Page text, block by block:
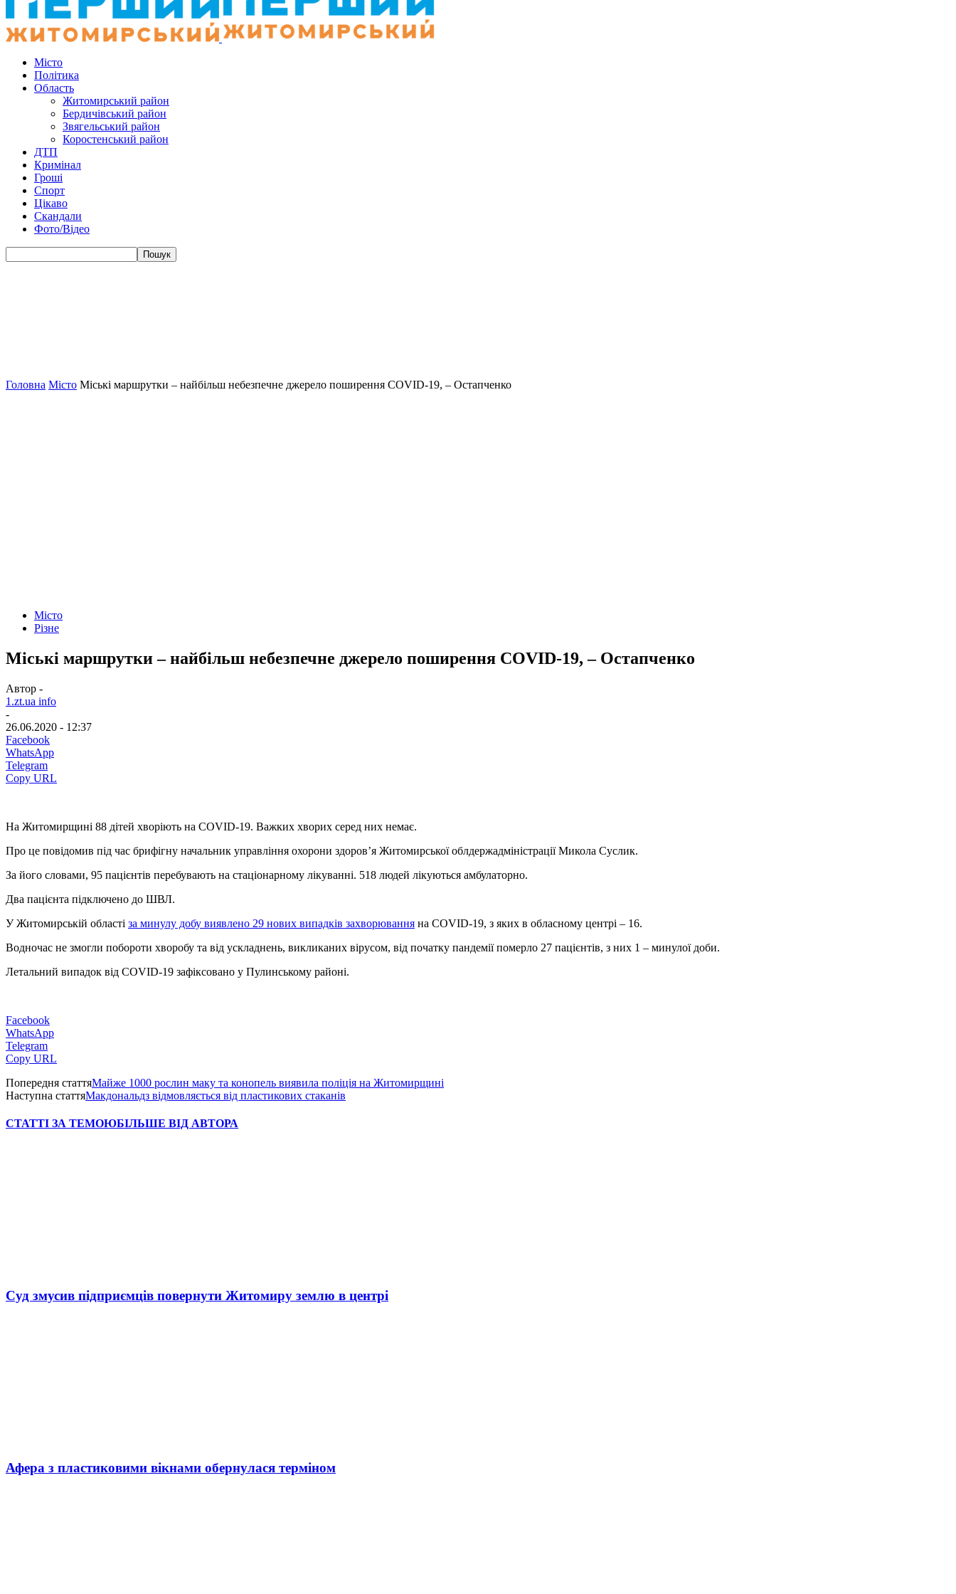
Місто
Політика
Область
Житомирський район
Бердичівський район
Звягельський район
Коростенський район
ДТП
Кримінал
Гроші
Спорт
Цікаво
Скандали
Фото/Відео
Головна Місто Міські маршрутки – найбільш небезпечне джерело поширення COVID-19, – Остапченко
Місто
Різне
Міські маршрутки – найбільш небезпечне джерело поширення COVID-19, – Остапченко
Автор -
1.zt.ua info
-
26.06.2020 - 12:37
Facebook
WhatsApp
Telegram
Copy URL
На Житомирщині 88 дітей хворіють на COVID-19. Важких хворих серед них немає.
Про це повідомив під час брифігну начальник управління охорони здоров’я Житомирської облдержадміністрації Микола Суслик.
За його словами, 95 пацієнтів перебувають на стаціонарному лікуванні. 518 людей лікуються амбулаторно.
Два пацієнта підключено до ШВЛ.
У Житомирській області за минулу добу виявлено 29 нових випадків захворювання на COVID-19, з яких в обласному центрі – 16.
Водночас не змогли побороти хворобу та від ускладнень, викликаних вірусом, від початку пандемії померло 27 пацієнтів, з них 1 – минулої доби.
Летальний випадок від COVID-19 зафіксовано у Пулинському районі.
Facebook
WhatsApp
Telegram
Copy URL
Попередня статтяМайже 1000 рослин маку та конопель виявила поліція на Житомирщині
Наступна статтяМакдональдз відмовляється від пластикових стаканів
СТАТТІ ЗА ТЕМОЮБІЛЬШЕ ВІД АВТОРА
Суд змусив підприємців повернути Житомиру землю в центрі
Афера з пластиковими вікнами обернулася терміном